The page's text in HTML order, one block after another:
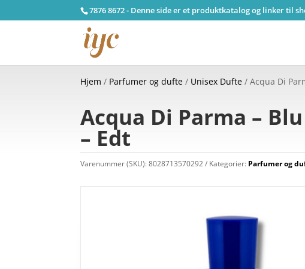
7876 8672 - Denne side er et produktkatalog og linker til
Hjem / Parfumer og dufte / Unisex Dufte / Acqua Di
Acqua Di Parma –
– Edt
Varenummer (SKU):8028713570292 Kategorier: Parfumer og